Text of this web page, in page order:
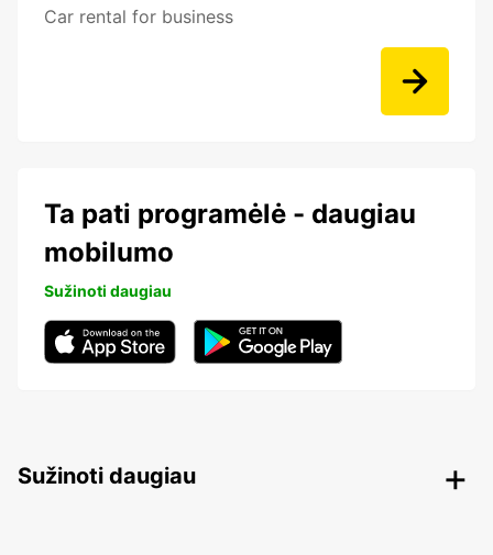
Car rental for business
Ta pati programėlė - daugiau
mobilumo
Sužinoti daugiau
Sužinoti daugiau